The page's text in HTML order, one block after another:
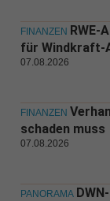
FINANZEN RWE-
für Windkraft-
07.08.2026
FINANZEN
schaden muss
07.08.2026
PANORAMA